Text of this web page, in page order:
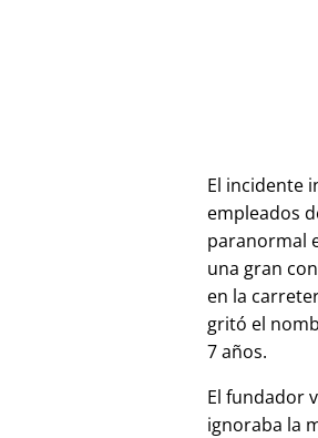
El incidente
empleados
paranormal
una gran
en la
gritó el
7 años.
El fundador
ignoraba la